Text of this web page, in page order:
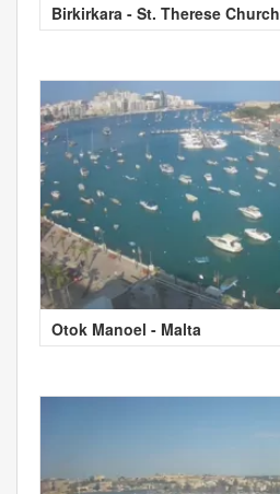
Birkirkara - St. Therese Church
Otok Manoel - Malta